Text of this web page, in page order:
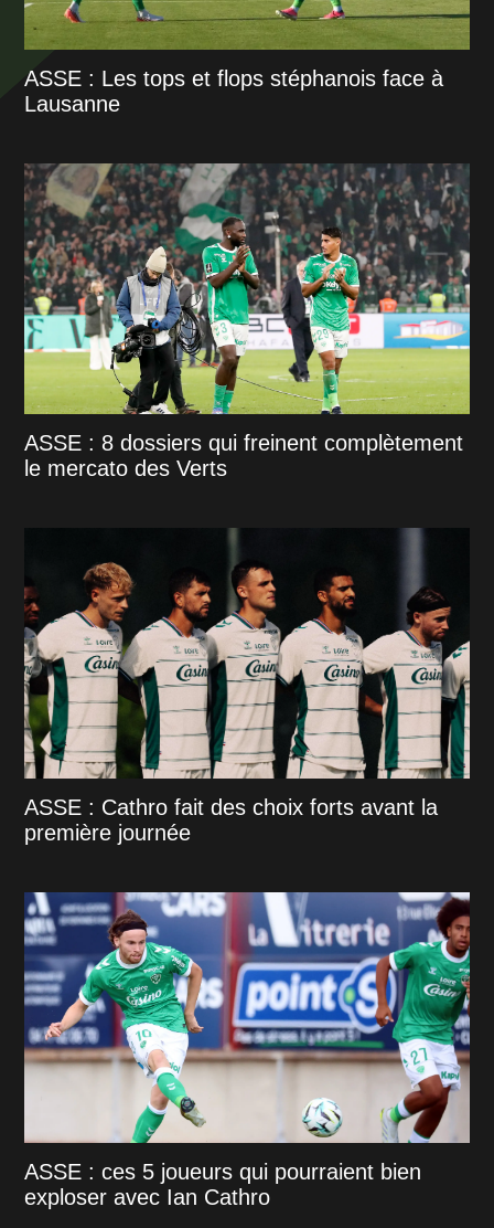
ASSE : Les tops et flops stéphanois face à
Lausanne
ASSE : 8 dossiers qui freinent complètement
le mercato des Verts
ASSE : Cathro fait des choix forts avant la
première journée
ASSE : ces 5 joueurs qui pourraient bien
exploser avec Ian Cathro